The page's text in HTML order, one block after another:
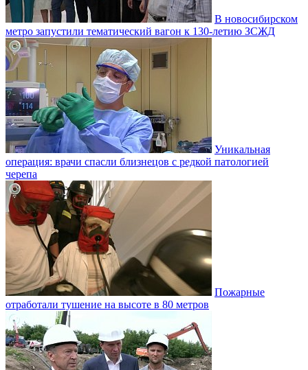
В новосибирском
метро запустили тематический вагон к 130-летию ЗСЖД
Уникальная
операция: врачи спасли близнецов с редкой патологией
черепа
Пожарные
отработали тушение на высоте в 80 метров